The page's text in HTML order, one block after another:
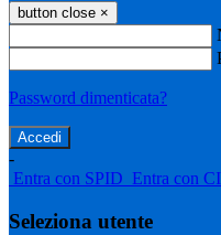
button close ×
Password dimenticata?
-
Entra con SPID Entra con
Seleziona utente